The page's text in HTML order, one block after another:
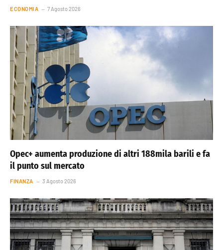
ECONOMIA 7 Agosto 2026
Opec+ aumenta produzione di altri 188mila barili e fa
il punto sul mercato
FINANZA 3 Agosto 2026